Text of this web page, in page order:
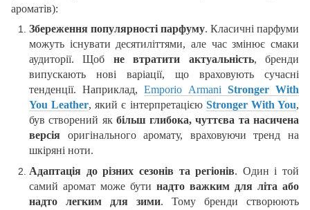
ароматів):
Збереження популярності парфуму. Класичні парфуми
можуть існувати десятиліттями, але час змінює смаки
аудиторії. Щоб не втратити актуальність, бренди
випускають нові варіації, що враховують сучасні
тенденції. Наприклад,Emporio Armani Stronger With
You Leather, який є інтерпретацією Stronger With You,
був створений як більш глибока, чуттєва та насичена
версія оригінального аромату, враховуючи тренд на
шкіряні ноти.
Адаптація до різних сезонів та регіонів. Один і той
самий аромат може бути надто важким для літа або
надто легким для зими. Тому бренди створюють